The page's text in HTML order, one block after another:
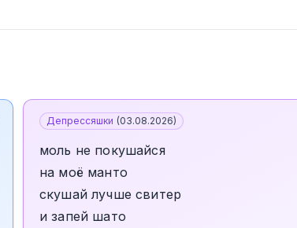
Депрессяшки (03.08.2026)
моль не покушайся
на моё манто
скушай лучше свитер
и запей шато